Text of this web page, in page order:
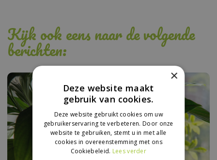
Kijk ook eens naar de volgende
berichten:
×
Deze website maakt
gebruik van cookies.
Deze website gebruikt cookies om uw
gebruikerservaring te verbeteren. Door onze
website te gebruiken, stemt u in met alle
cookies in overeenstemming met ons
Cookiebeleid. Lees verder